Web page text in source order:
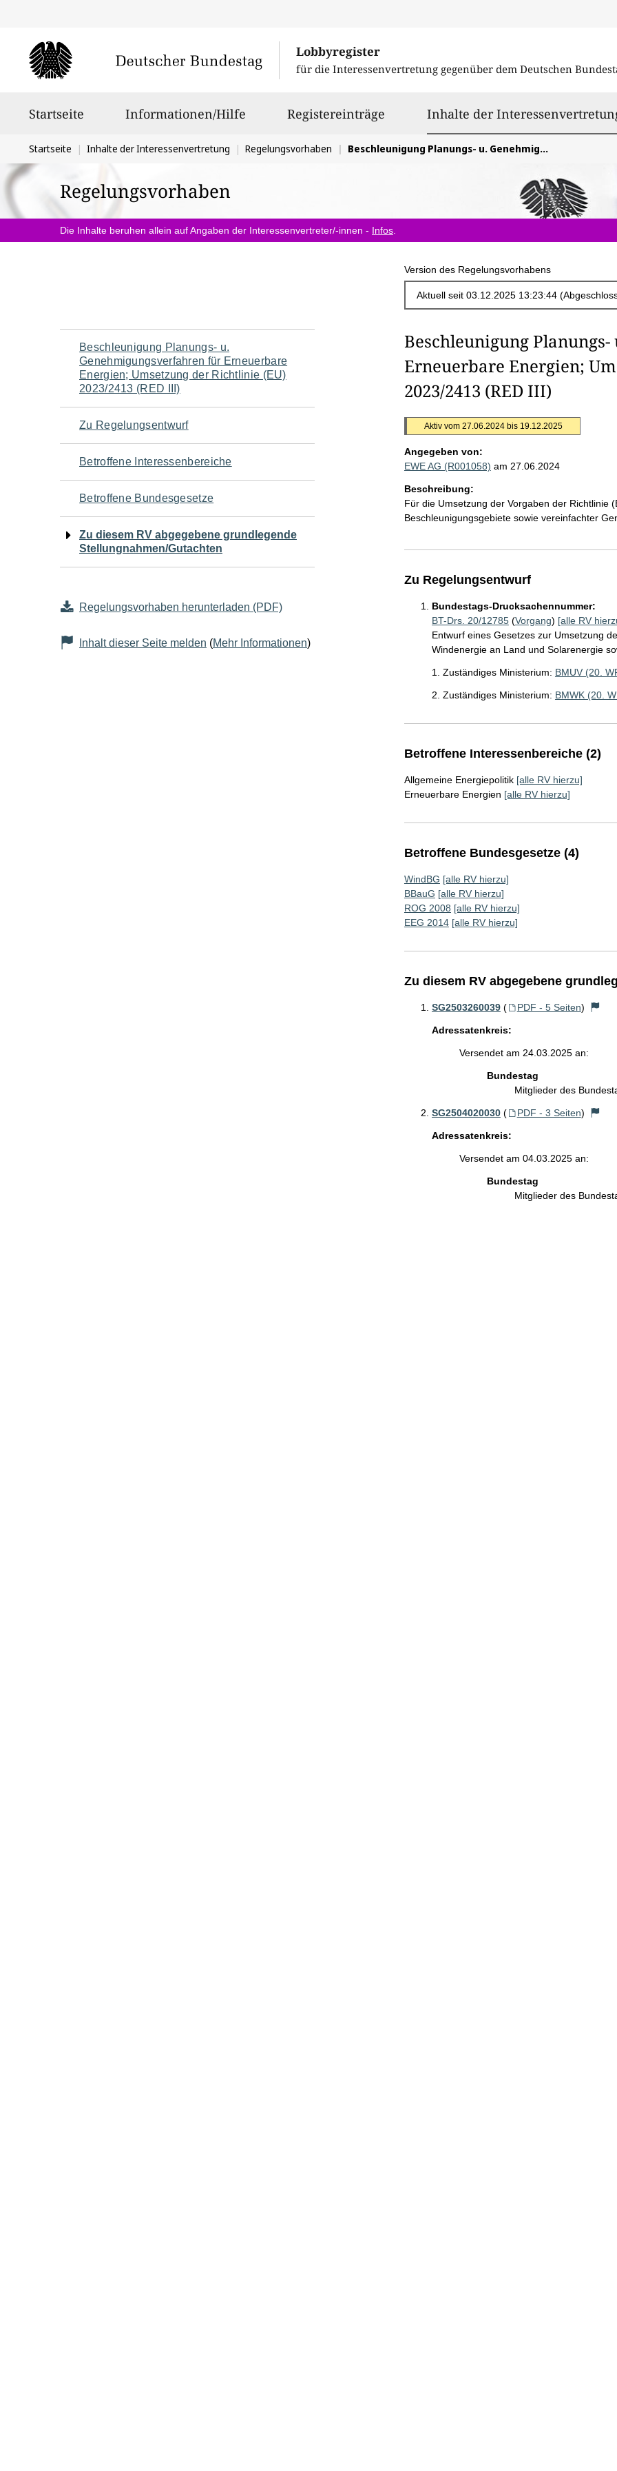
Lobbyregister
für die Interessenvertretung gegenüber dem Deutschen
Startseite Informationen/Hilfe Registereinträge Inhalte der
Sie
befinden
sich
hier:
Startseite Inhalte der Interessenvertretung Regelungsvorhaben Beschleunigung Planungs- u. Genehmigungsverfahren für Erneuerbare Energien; Umsetzung der Richtlinie (EU) 2023/2413 (RED III)
Regelungsvorhaben
Die Inhalte beruhen allein auf Angaben der Interessenvertreter/-innen - Infos
Version des Regelungsvorhabens
Navigation
für
den
Seiteninhalt
Beschleunigung Planungs- u.
Genehmigungsverfahren für Erneuerbare
Energien; Umsetzung der Richtlinie (EU)
2023/2413 (RED III)
Zu Regelungsentwurf
Betroffene Interessenbereiche
Betroffene Bundesgesetze
Zu diesem RV abgegebene grundlegende
Stellungnahmen/Gutachten
Regelungsvorhaben herunterladen (PDF)
Inhalt dieser Seite melden (Mehr Informationen)
Beschleunigung
Erneuerbare Energien;
2023/2413 (RED III)
Aktiv vom 27.06.2024 bis 19.12.2025
Angegeben von:
EWE AG (R001058) am 27.06.2024
Beschreibung:
Für die Umsetzung der Vorgaben der Richtlinie
Beschleunigungsgebiete sowie vereinfachter
Zu Regelungsentwurf
Bundestags-Drucksachennummer:
BT-Drs. 20/12785(Vorgang) [alle RV
Entwurf eines Gesetzes zur Umsetzung
Windenergie an Land und Solarenergie
1. Zuständiges Ministerium: BMUV (20.
2. Zuständiges Ministerium: BMWK (20.
Betroffene Interessenbereiche (2)
Allgemeine Energiepolitik [alle RV hierzu]
Erneuerbare Energien [alle RV hierzu]
Betroffene Bundesgesetze (4)
WindBG [alle RV hierzu]
BBauG [alle RV hierzu]
ROG 2008 [alle RV hierzu]
EEG 2014 [alle RV hierzu]
Zu diesem RV abgegebene
SG2503260039 ( PDF - 5 Seiten)
Adressatenkreis:
Versendet am 24.03.2025 an:
Bundestag
Mitglieder des
SG2504020030 ( PDF - 3 Seiten)
Adressatenkreis:
Versendet am 04.03.2025 an:
Bundestag
Mitglieder des